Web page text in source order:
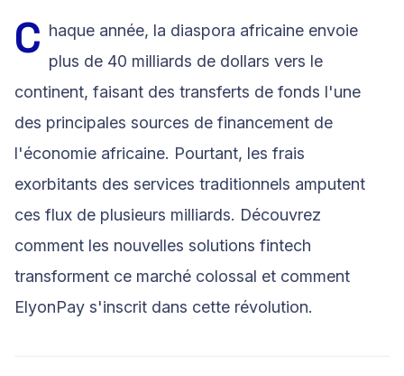
C haque année, la diaspora africaine envoie
plus de 40 milliards de dollars vers le
continent, faisant des transferts de fonds l'une
des principales sources de financement de
l'économie africaine. Pourtant, les frais
exorbitants des services traditionnels amputent
ces flux de plusieurs milliards. Découvrez
comment les nouvelles solutions fintech
transforment ce marché colossal et comment
ElyonPay s'inscrit dans cette révolution.